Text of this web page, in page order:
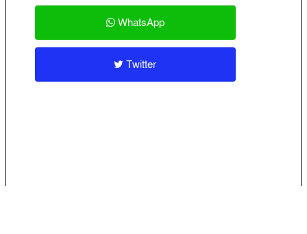
WhatsApp
Twitter